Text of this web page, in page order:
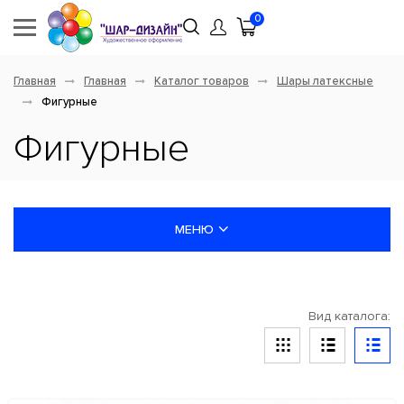
0
Главная Главная Каталог товаров
Шары латексные
Фигурные
Фигурные
МЕНЮ
Вид каталога: